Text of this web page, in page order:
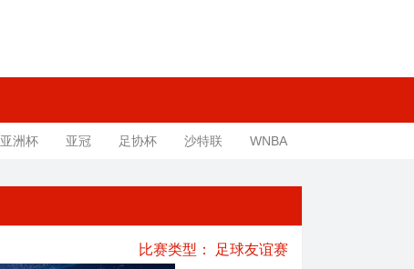
亚洲杯 亚冠 足协杯 沙特联 WNBA
比赛类型： 足球友谊赛